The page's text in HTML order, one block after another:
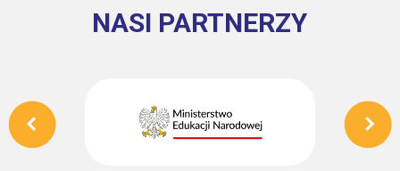
NASI PARTNERZY